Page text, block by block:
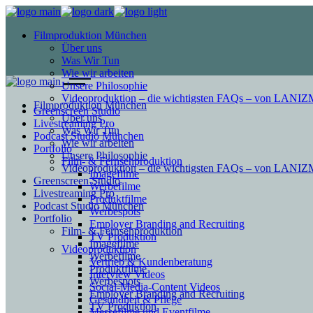
Filmproduktion München
Über uns
Was Wir Tun
Wie wir arbeiten
Unsere Philosophie
Videoproduktion – die wichtigsten FAQs – von
Greenscreen Studio
Livestreaming Pro
Podcast Studio München
Portfolio
Film- & Fernsehproduktion
Imagefilme
Werbefilme
Produktfilme
Werbespots
Employer Branding and Recruiting
TV Produktion
Videoproduktion
Vertrieb & Kundenberatung
Interview Videos
Social-Media-Content Videos
Gesundheit & Pflege
Filmproduktion München
Über uns
Was Wir Tun
Wie wir arbeiten
Unsere Philosophie
Videoproduktion – die wichtigsten FAQs – von
Greenscreen Studio
Livestreaming Pro
Podcast Studio München
Portfolio
Film- & Fernsehproduktion
Imagefilme
Werbefilme
Produktfilme
Werbespots
Employer Branding and Recruiting
TV Produktion